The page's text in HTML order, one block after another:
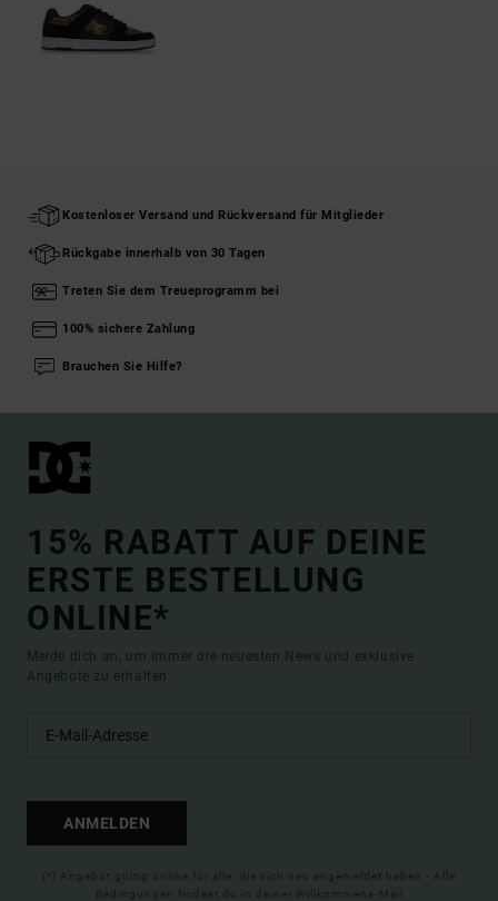
Kostenloser Versand und Rückversand für Mitglieder
Rückgabe innerhalb von 30 Tagen
Treten Sie dem Treueprogramm bei
100% sichere Zahlung
Brauchen Sie Hilfe?
15% RABATT AUF DEINE
ERSTE BESTELLUNG
ONLINE*
Melde dich an, um immer die neuesten News und exklusive
Angebote zu erhalten.
ANMELDEN
(*) Angebot gültig online für alle, die sich neu angemeldet haben - Alle
Bedingungen findest du in deiner Willkommens-Mail